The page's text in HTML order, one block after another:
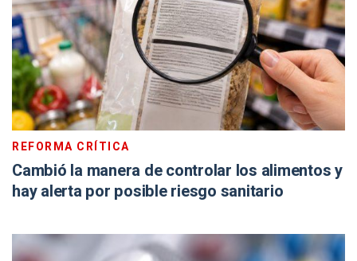
REFORMA CRÍTICA
Cambió la manera de controlar los alimentos y
hay alerta por posible riesgo sanitario